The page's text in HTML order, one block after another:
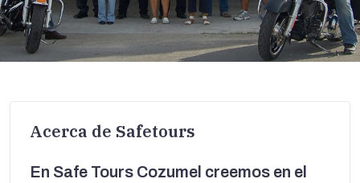
Acerca de Safetours
En Safe Tours Cozumel creemos en el